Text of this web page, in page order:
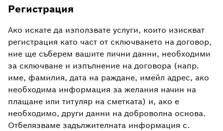
Регистрация
Ако искате да използвате услуги, които изискват
регистрация като част от сключването на договор,
ние ще съберем вашите лични данни, необходими
за сключване и изпълнение на договора (напр.
име, фамилия, дата на раждане, имейл адрес, ако
необходима информация за желания начин на
плащане или титуляр на сметката) и, ако е
необходимо, други данни на доброволна основа.
Отбелязваме задължителната информация с.